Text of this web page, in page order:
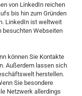
von LinkedIn reichen
bis hin zum Gründen
LinkedIn ist weltweit
besuchten Webseiten
können Sie Kontakte
Außerdem lassen sich
herstellen.
Sie besondere
Netzwerk allerdings